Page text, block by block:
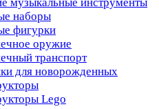
наборы
фигурки
оружие
транспорт
для новорожденных
Lego